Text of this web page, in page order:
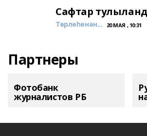
Сафтар
Төрлөһөнән... 20 МАЯ , 10:31
Партнеры
Фотобанк
журналистов РБ